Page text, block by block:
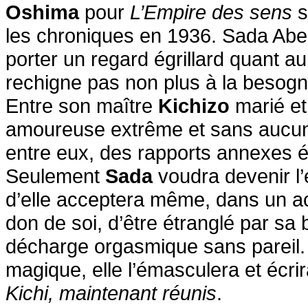
Oshimapour L’Empire des sens
les chroniques en 1936. Sada
porter un regard égrillard quant
rechigne pas non plus à la
Entre son maître Kichizo marié
amoureuse extrême et sans
entre eux, des rapports annexes
Seulement Sadavoudra devenir
d’elle acceptera même, dans un
don de soi, d’être étranglé par
décharge orgasmique sans
magique, elle l’émasculera et
Kichi, maintenant réunis.